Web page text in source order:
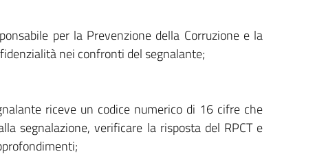
per la Prevenzione della Corruzione e la
nei confronti del segnalante;
riceve un codice numerico di 16 cifre che
segnalazione, verificare la risposta del RPCT e